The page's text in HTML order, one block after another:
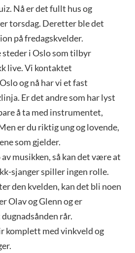
Nå er det fullt hus og
torsdag. Deretter ble det
på fredagskvelder.
steder i Oslo som tilbyr
live. Vi kontaktet
og nå har vi et fast
Er det andre som har lyst
å ta med instrumentet,
er du riktig ung og lovende,
som gjelder.
av musikken, så kan det være at
sjanger spiller ingen rolle.
den kvelden, kan det bli noen
Olav og Glenn og er
rår.
komplett med vinkveld og